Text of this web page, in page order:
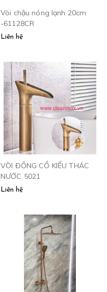
Vòi chậu nóng lạnh 20cm
-61128CR
Liên hệ
VÒI ĐỒNG CỔ KIỂU THÁC
NƯỚC 5021
Liên hệ